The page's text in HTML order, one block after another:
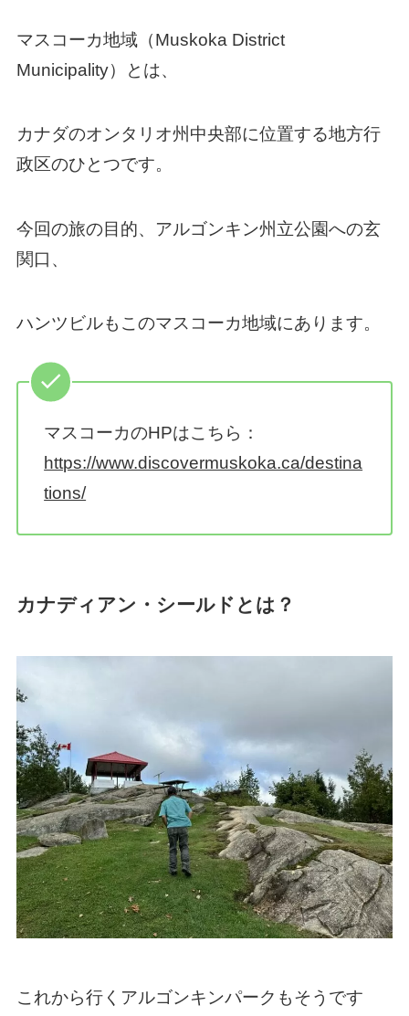
マスコーカ地域（Muskoka District
Municipality）とは、
カナダのオンタリオ州中央部に位置する地方行
政区のひとつです。
今回の旅の目的、アルゴンキン州立公園への玄
関口、
ハンツビルもこのマスコーカ地域にあります。
マスコーカのHPはこちら：
https://www.discovermuskoka.ca/destina
tions/
カナディアン・シールドとは？
これから行くアルゴンキンパークもそうです